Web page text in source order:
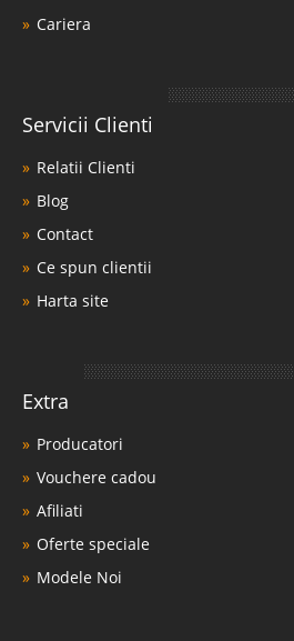
Cariera
Servicii Clienti
Relatii Clienti
Blog
Contact
Ce spun clientii
Harta site
Extra
Producatori
Vouchere cadou
Afiliati
Oferte speciale
Modele Noi